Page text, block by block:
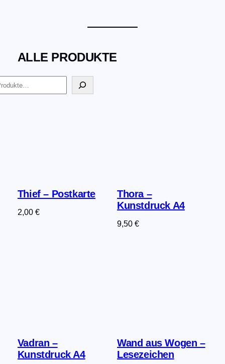
ALLE PRODUKTE
Thief – Postkarte
2,00 €
Thora –
Kunstdruck A4
9,50€
Vadran –
Kunstdruck A4
Wand aus Wogen –
Lesezeichen